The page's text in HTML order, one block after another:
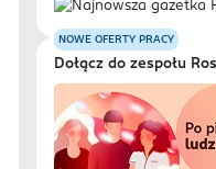
NOWE OFERTY PRACY
Dołącz do zespołu